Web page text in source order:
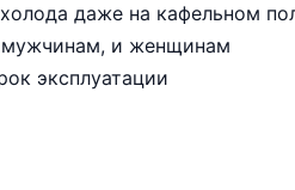
даже на кафельном
мужчинам, и женщинам
эксплуатации